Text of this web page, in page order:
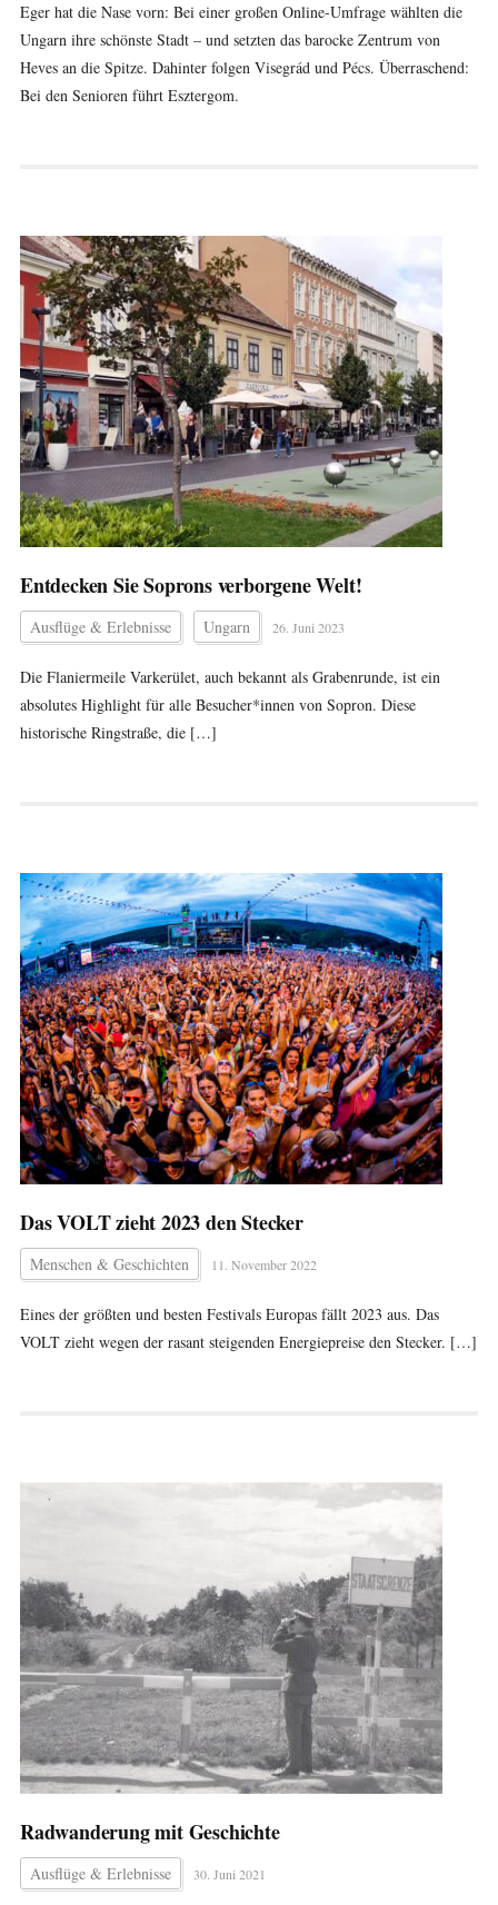
Eger hat die Nase vorn: Bei einer großen Online-Umfrage wählten die
Ungarn ihre schönste Stadt – und setzten das barocke Zentrum von
Heves an die Spitze. Dahinter folgen Visegrád und Pécs. Überraschend:
Bei den Senioren führt Esztergom.
Entdecken Sie Soprons verborgene Welt!
Ausflüge & Erlebnisse Ungarn 26. Juni 2023
Die Flaniermeile Varkerület, auch bekannt als Grabenrunde, ist ein
absolutes Highlight für alle Besucher*innen von Sopron. Diese
historische Ringstraße, die […]
Das VOLT zieht 2023 den Stecker
Menschen & Geschichten 11. November 2022
Eines der größten und besten Festivals Europas fällt 2023 aus. Das
VOLT zieht wegen der rasant steigenden Energiepreise den Stecker. […]
Radwanderung mit Geschichte
Ausflüge & Erlebnisse 30. Juni 2021